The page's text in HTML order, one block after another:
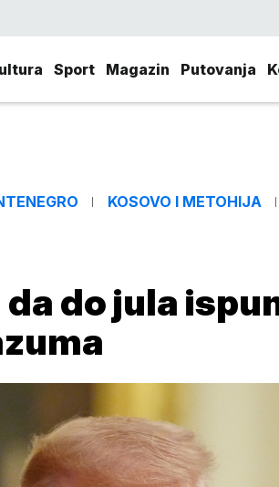
Sport Magazin Putovanja
KOSOVO I METOHIJA
do jula